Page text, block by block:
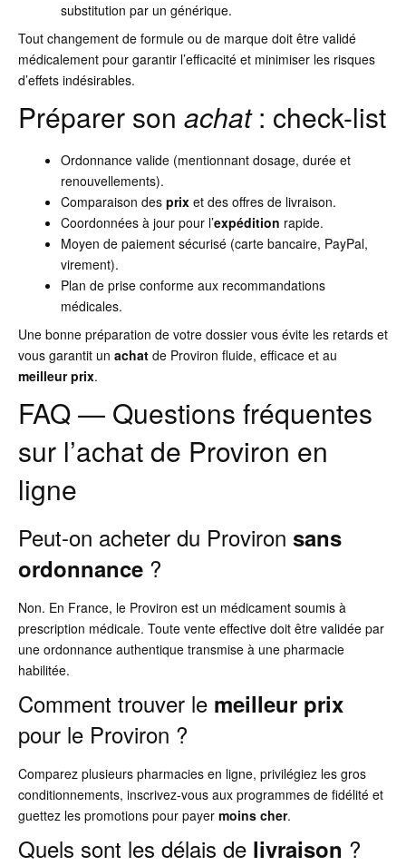
substitution par un générique.
Tout changement de formule ou de marque doit être validé
médicalement pour garantir l’efficacité et minimiser les risques
d’effets indésirables.
Préparer son achat: check-list
Ordonnance valide (mentionnant dosage, durée et
renouvellements).
Comparaison des prixet des offres de livraison.
Coordonnées à jour pour l’expédition rapide.
Moyen de paiement sécurisé (carte bancaire, PayPal,
virement).
Plan de prise conforme aux recommandations
médicales.
Une bonne préparation de votre dossier vous évite les retards et
vous garantit un achat de Proviron fluide, efficace et au
meilleur prix.
FAQ — Questions fréquentes
sur l’achat de Proviron en
ligne
Peut-on acheter du Proviron sans
ordonnance ?
Non. En France, le Proviron est un médicament soumis à
prescription médicale. Toute vente effective doit être validée par
une ordonnance authentique transmise à une pharmacie
habilitée.
Comment trouver le meilleur prix
pour le Proviron ?
Comparez plusieurs pharmacies en ligne, privilégiez les gros
conditionnements, inscrivez-vous aux programmes de fidélité et
guettez les promotions pour payer moins cher.
Quels sont les délais de livraison ?